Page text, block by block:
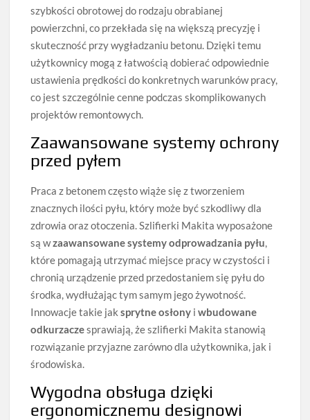
szybkości obrotowej do rodzaju obrabianej
powierzchni, co przekłada się na większą precyzję i
skuteczność przy wygładzaniu betonu. Dzięki temu
użytkownicy mogą z łatwością dobierać odpowiednie
ustawienia prędkości do konkretnych warunków pracy,
co jest szczególnie cenne podczas skomplikowanych
projektów remontowych.
Zaawansowane systemy ochrony
przed pyłem
Praca z betonem często wiąże się z tworzeniem
znacznych ilości pyłu, który może być szkodliwy dla
zdrowia oraz otoczenia. Szlifierki Makita wyposażone
są wzaawansowane systemy odprowadzania pyłu
które pomagają utrzymać miejsce pracy w czystości i
chronią urządzenie przed przedostaniem się pyłu do
środka, wydłużając tym samym jego żywotność.
Innowacje takie jaksprytne osłony iwbudowane
odkurzaczesprawiają, że szlifierki Makita stanowią
rozwiązanie przyjazne zarówno dla użytkownika, jak i
środowiska.
Wygodna obsługa dzięki
ergonomicznemu designowi